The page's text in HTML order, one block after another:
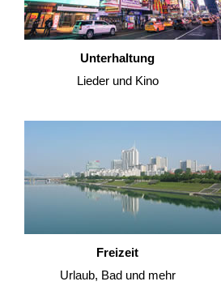
Unterhaltung
Lieder und Kino
Freizeit
Urlaub, Bad und mehr